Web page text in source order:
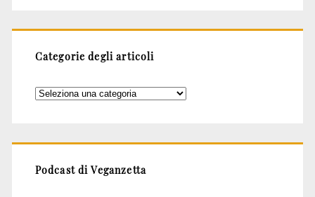
Categorie degli articoli
Categorie
Podcast di Veganzetta